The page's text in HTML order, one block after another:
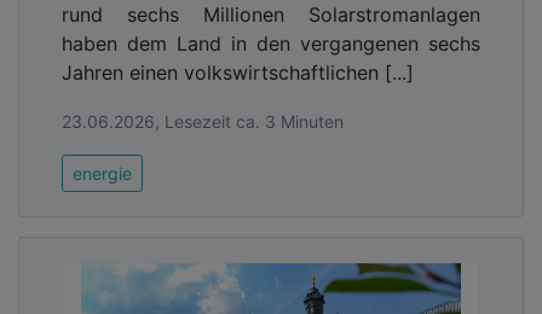
rund sechs Millionen Solarstromanlagen
haben dem Land in den vergangenen sechs
Jahren einen volkswirtschaftlichen [...]
23.06.2026, Lesezeit ca. 3 Minuten
energie